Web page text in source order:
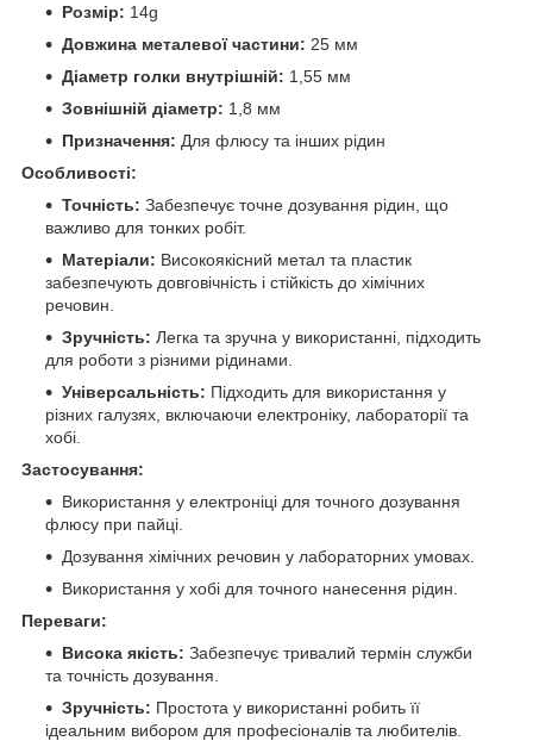
Розмір: 14g
Довжина металевої частини: 25 мм
Діаметр голки внутрішній: 1,55 мм
Зовнішній діаметр: 1,8 мм
Призначення: Для флюсу та інших рідин
Особливості:
Точність: Забезпечує точне дозування рідин, що
важливо для тонких робіт.
Матеріали: Високоякісний метал та пластик
забезпечують довговічність і стійкість до хімічних
речовин.
Зручність: Легка та зручна у використанні, підходить
для роботи з різними рідинами.
Універсальність: Підходить для використання у
різних галузях, включаючи електроніку, лабораторії та
хобі.
Застосування:
Використання у електроніці для точного дозування
флюсу при пайці.
Дозування хімічних речовин у лабораторних умовах.
Використання у хобі для точного нанесення рідин.
Переваги:
Висока якість: Забезпечує тривалий термін служби
та точність дозування.
Зручність: Простота у використанні робить її
ідеальним вибором для професіоналів та любителів.